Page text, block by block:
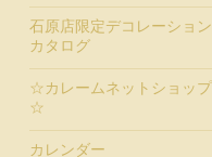
石原店限定デコレーション
カタログ
☆カレームネットショップ
☆
カレンダー